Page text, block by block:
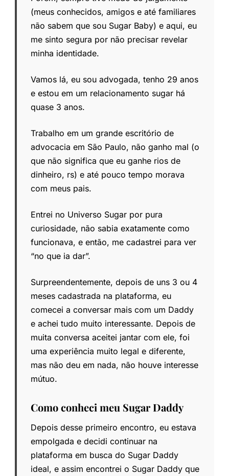
(meus conhecidos, amigos e até familiares
não sabem que sou Sugar Baby) e aqui, eu
me sinto segura por não precisar revelar
minha identidade.
Vamos lá, eu sou advogada, tenho 29 anos
e estou em um relacionamento sugar há
quase 3 anos.
Trabalho em um grande escritório de
advocacia em São Paulo, não ganho mal (o
que não significa que eu ganhe rios de
dinheiro, rs) e até pouco tempo morava
com meus pais.
Entrei no Universo Sugar por pura
curiosidade, não sabia exatamente como
funcionava, e então, me cadastrei para ver
“no que ia dar”.
Surpreendentemente, depois de uns 3 ou 4
meses cadastrada na plataforma, eu
comecei a conversar mais com um Daddy
e achei tudo muito interessante. Depois de
muita conversa aceitei jantar com ele, foi
uma experiência muito legal e diferente,
mas não deu em nada, não houve interesse
mútuo.
Como conheci meu Sugar Daddy
Depois desse primeiro encontro, eu estava
empolgada e decidi continuar na
plataforma em busca do Sugar Daddy
ideal, e assim encontrei o Sugar Daddy que